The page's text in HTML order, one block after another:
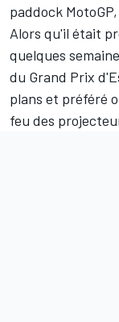
paddock
Alors qu'il était
quelques
du Grand Prix
plans et préféré
feu des